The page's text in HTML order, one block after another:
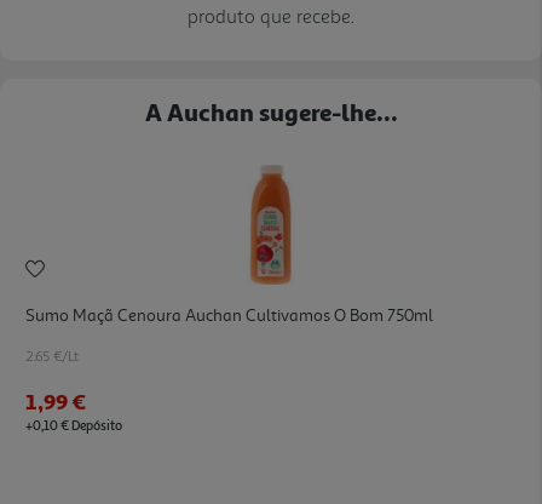
produto que recebe.
A Auchan sugere-lhe...
Sumo Maçã Cenoura Auchan Cultivamos O Bom 750ml
2.65 €/Lt
1,99 €
+0,10 € Depósito